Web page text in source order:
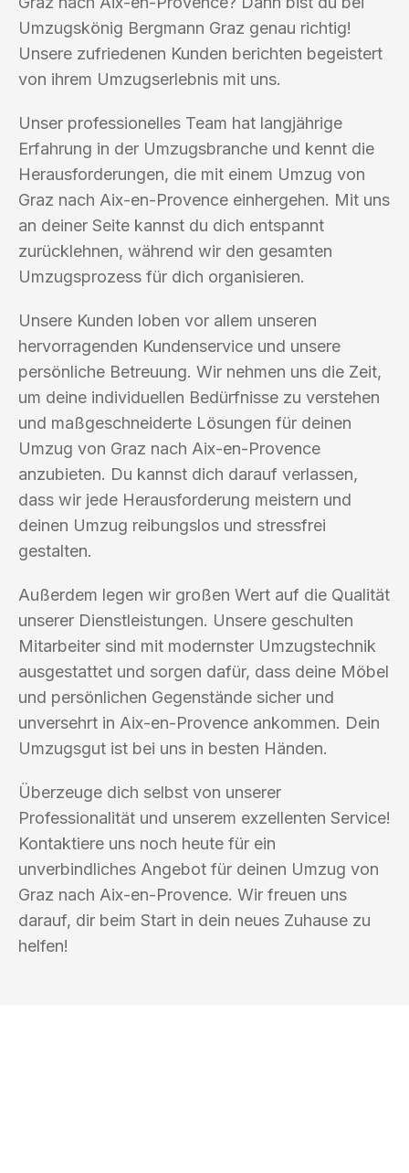
Umzugskönig Bergmann Graz genau richtig!
Unsere zufriedenen Kunden berichten begeistert
von ihrem Umzugserlebnis mit uns.
Unser professionelles Team hat langjährige
Erfahrung in der Umzugsbranche und kennt die
Herausforderungen, die mit einem Umzug von
Graz nach Aix-en-Provence einhergehen. Mit uns
an deiner Seite kannst du dich entspannt
zurücklehnen, während wir den gesamten
Umzugsprozess für dich organisieren.
Unsere Kunden loben vor allem unseren
hervorragenden Kundenservice und unsere
persönliche Betreuung. Wir nehmen uns die Zeit,
um deine individuellen Bedürfnisse zu verstehen
und maßgeschneiderte Lösungen für deinen
Umzug von Graz nach Aix-en-Provence
anzubieten. Du kannst dich darauf verlassen,
dass wir jede Herausforderung meistern und
deinen Umzug reibungslos und stressfrei
gestalten.
Außerdem legen wir großen Wert auf die Qualität
unserer Dienstleistungen. Unsere geschulten
Mitarbeiter sind mit modernster Umzugstechnik
ausgestattet und sorgen dafür, dass deine Möbel
und persönlichen Gegenstände sicher und
unversehrt in Aix-en-Provence ankommen. Dein
Umzugsgut ist bei uns in besten Händen.
Überzeuge dich selbst von unserer
Professionalität und unserem exzellenten Service!
Kontaktiere uns noch heute für ein
unverbindliches Angebot für deinen Umzug von
Graz nach Aix-en-Provence. Wir freuen uns
darauf, dir beim Start in dein neues Zuhause zu
helfen!